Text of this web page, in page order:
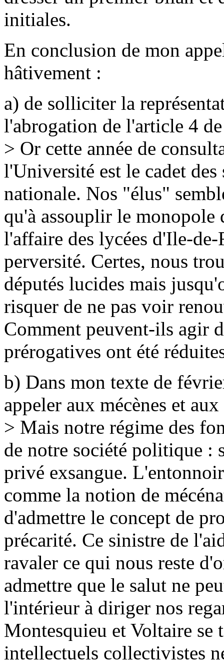
initiales.
En conclusion de mon
hâtivement :
a) de solliciter la
l'abrogation de l'article 4
> Or cette année de
l'Université est le cadet
nationale. Nos "élus"
qu'à assouplir le
l'affaire des lycées d'Ile-
perversité. Certes, nous
députés lucides mais
risquer de ne pas voir
Comment peuvent-ils agir
prérogatives ont été
b) Dans mon texte de
appeler aux mécènes et
> Mais notre régime des
de notre société politique :
privé exsangue.
comme la notion de
d'admettre le concept de
précarité. Ce sinistre de
ravaler ce qui nous reste
admettre que le salut ne
l'intérieur à diriger nos
Montesquieu et Voltaire se
intellectuels collectivistes